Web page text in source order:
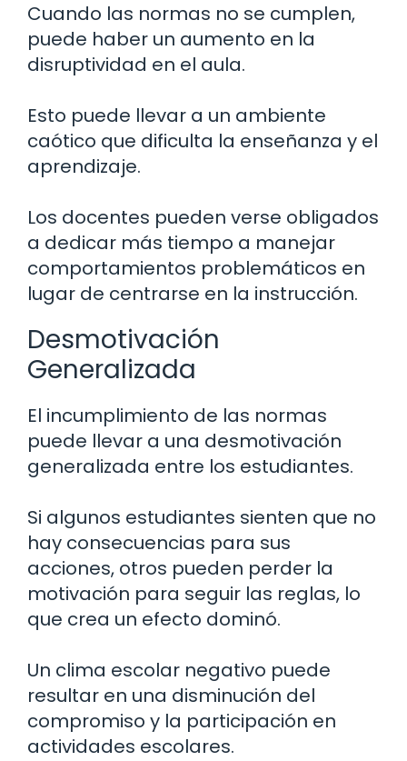
Cuando las normas no se cumplen,
puede haber un aumento en la
disruptividad en el aula.
Esto puede llevar a un ambiente
caótico que dificulta la enseñanza y el
aprendizaje.
Los docentes pueden verse obligados
a dedicar más tiempo a manejar
comportamientos problemáticos en
lugar de centrarse en la instrucción.
Desmotivación
Generalizada
El incumplimiento de las normas
puede llevar a una desmotivación
generalizada entre los estudiantes.
Si algunos estudiantes sienten que no
hay consecuencias para sus
acciones, otros pueden perder la
motivación para seguir las reglas, lo
que crea un efecto dominó.
Un clima escolar negativo puede
resultar en una disminución del
compromiso y la participación en
actividades escolares.